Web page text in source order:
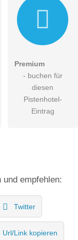
Premium
- buchen für
diesen
Pistenhotel-
Eintrag
empfehlen:
Twitter
Url/Link kopieren